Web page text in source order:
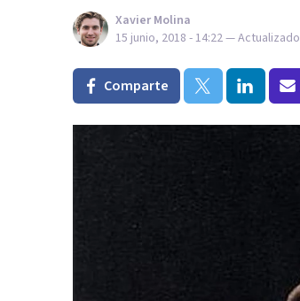
Xavier Molina
15 junio, 2018 - 14:22— Actualizado
Comparte